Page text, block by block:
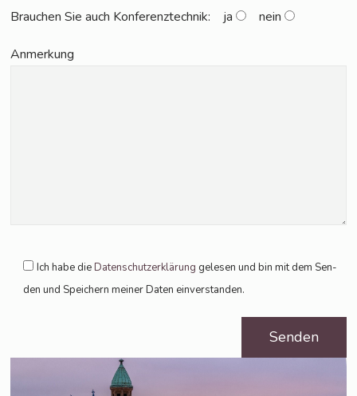
Brau­chen Sie auch Kon­fe­renz­tech­nik: ja nein
Anmer­kung
Ich habe dieDaten­schutz­er­klä­rung gele­sen und bin mit dem Sen­
den und Spei­chern mei­ner Daten einverstanden.